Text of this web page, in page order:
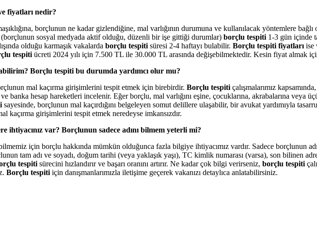
fiyatları nedir?
borçlunun ne kadar gizlendiğine, mal varlığının durumuna ve kullanılacak yöntemlere
(borçlunun sosyal medyada aktif olduğu, düzenli bir işe gittiği durumlar) borçlu tespiti 1-3 gün içinde
olduğu karmaşık vakalarda borçlu tespiti süresi 2-4 haftayı bulabilir. Borçlu tespiti fiyatları ise
tespiti ücreti 2024 yılı için 7.500 TL ile 30.000 TL arasında değişebilmektedir. Kesin fiyat almak
Borçlu tespiti bu durumda yardımcı olur mu?
mal kaçırma girişimlerini tespit etmek için birebirdir. Borçlu tespiti çalışmalarımız
banka hesap hareketleri incelenir. Eğer borçlu, mal varlığını eşine, çocuklarına, akrabalarına veya
sayesinde, borçlunun mal kaçırdığını belgeleyen somut delillere ulaşabilir, bir avukat yardımıyla
kaçırma girişimlerini tespit etmek neredeyse imkansızdır.
ihtiyacınız var? Borçlunun sadece adını bilmem yeterli mi?
için borçlu hakkında mümkün olduğunca fazla bilgiye ihtiyacımız vardır. Sadece borçlunun
tam adı ve soyadı, doğum tarihi (veya yaklaşık yaşı), TC kimlik numarası (varsa), son bilinen
tespiti sürecini hızlandırır ve başarı oranını artırır. Ne kadar çok bilgi verirseniz, borçlu tespiti
Borçlu tespiti için danışmanlarımızla iletişime geçerek vakanızı detaylıca anlatabilirsiniz.